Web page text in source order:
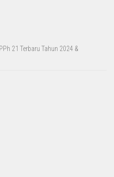
21 Terbaru Tahun 2024 &